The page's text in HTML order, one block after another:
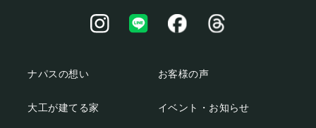
ナパスの想い
大工が建てる家
お客様の声
イベント・お知らせ